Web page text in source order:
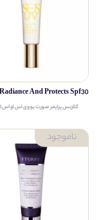
کلارنس پرایمر صورت یو وی اس او اس SPF30